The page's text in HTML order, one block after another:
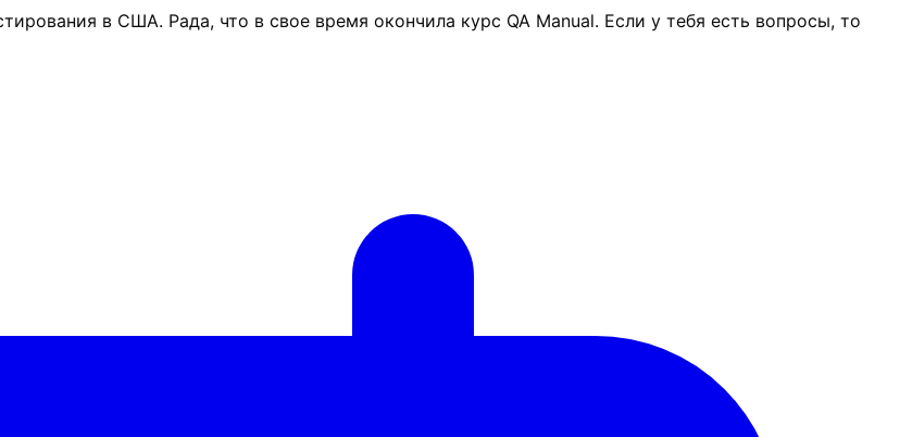
в США. Рада, что в свое время окончила курс QA Manual. Если у тебя есть вопросы, то